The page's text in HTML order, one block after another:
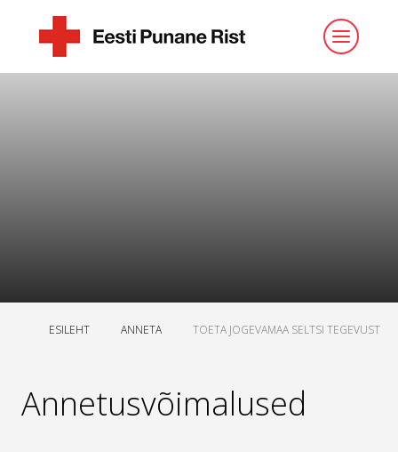
ESILEHT ANNETA TOETA JOGEVAMAA SELTSI TEGEVUST
Annetusvõimalused